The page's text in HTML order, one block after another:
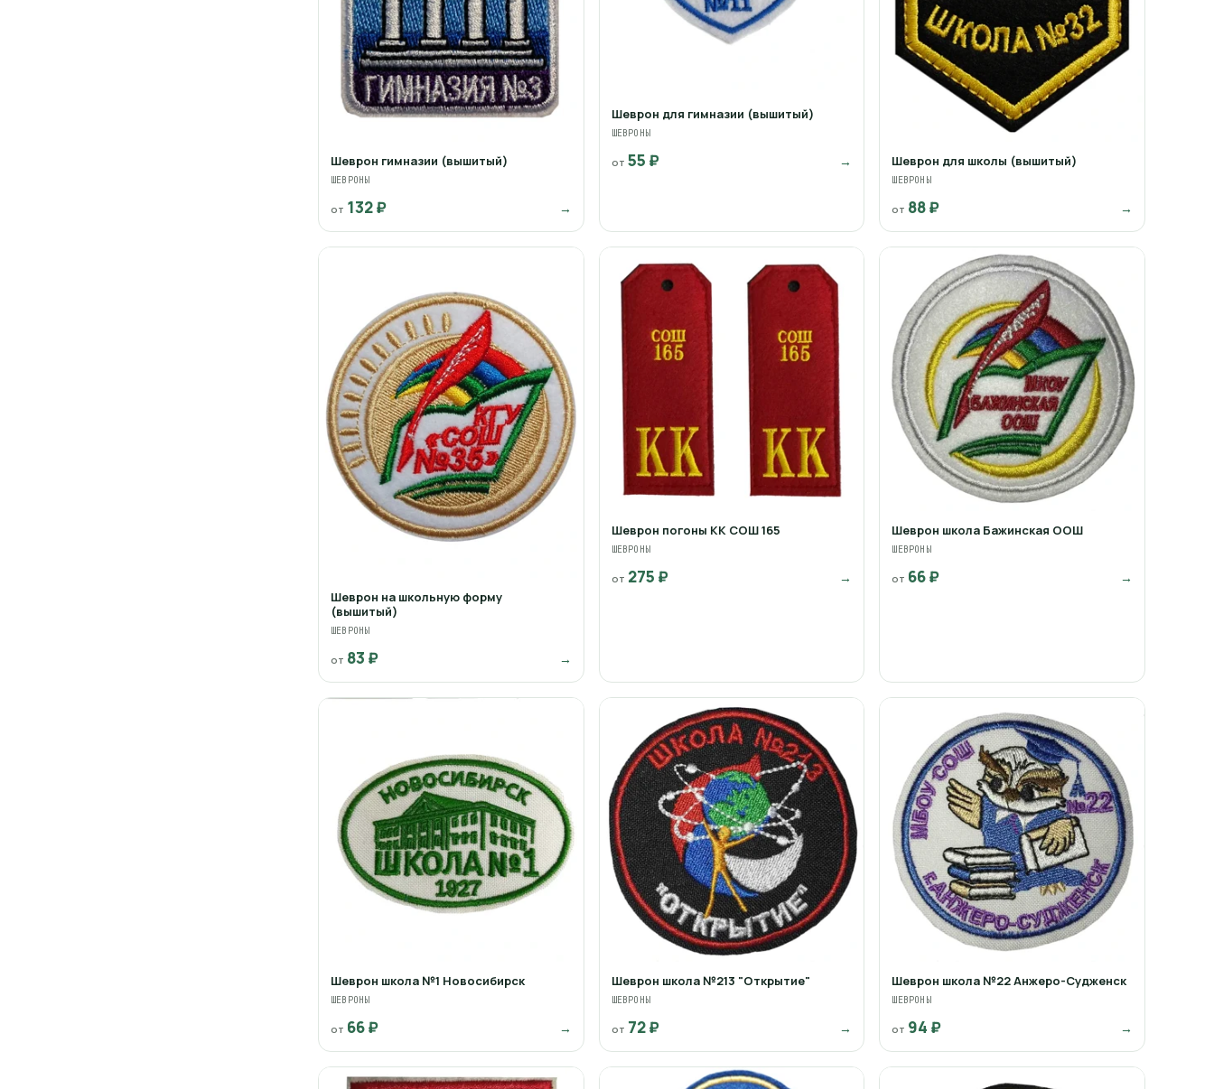
Шеврон гимназии (вышитый)
ШЕВРОНЫ
от 132 ₽ →
Шеврон для гимназии (вышитый)
ШЕВРОНЫ
от 55 ₽ → Шеврон для школы (вышитый)
ШЕВРОНЫ
от 88 ₽ →
Шеврон на школьную форму
(вышитый)
ШЕВРОНЫ
от 83 ₽ →
Шеврон погоны КК СОШ 165
ШЕВРОНЫ
от 275 ₽ →
Шеврон школа Бажинская ООШ
ШЕВРОНЫ
от 66 ₽ →
Шеврон школа №1 Новосибирск
ШЕВРОНЫ
от 66 ₽ →
Шеврон школа №213 "Открытие"
ШЕВРОНЫ
от 72 ₽ →
Шеврон школа №22 Анжеро-Судженск
ШЕВРОНЫ
от 94 ₽ →